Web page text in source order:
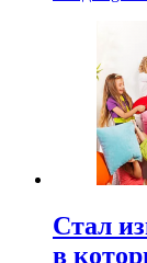
Стал
в